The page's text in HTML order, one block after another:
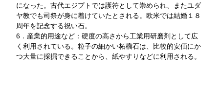
になった。古代エジプトでは護符として崇められ、またユダ
ヤ教でも司祭が身に着けていたとされる。欧米では結婚１８
周年を記念する祝い石。
6．産業的用途など：硬度の高さから工業用研磨剤として広
く利用されている。粒子の細かい柘榴石は、比較的安価にか
つ大量に採掘できることから、紙やすりなどに利用される。